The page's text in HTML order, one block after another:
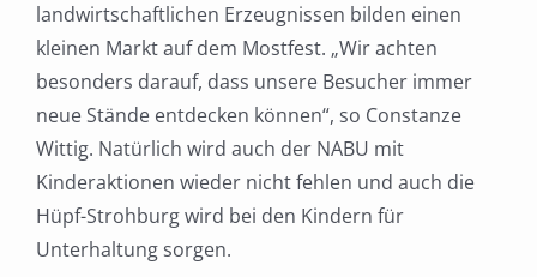
landwirtschaftlichen Erzeugnissen bilden einen
kleinen Markt auf dem Mostfest. „Wir achten
besonders darauf, dass unsere Besucher immer
neue Stände entdecken können“, so Constanze
Wittig. Natürlich wird auch der NABU mit
Kinderaktionen wieder nicht fehlen und auch die
Hüpf-Strohburg wird bei den Kindern für
Unterhaltung sorgen.